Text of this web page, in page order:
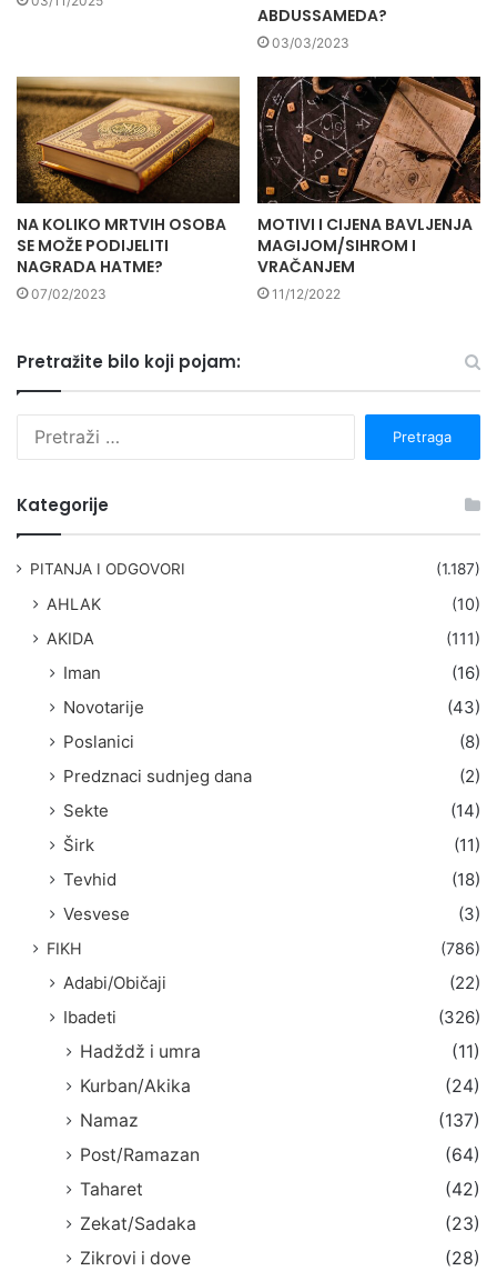
ABDUSSAMEDA?
03/03/2023
NA KOLIKO MRTVIH OSOBA
SE MOŽE PODIJELITI
NAGRADA HATME?
07/02/2023
MOTIVI I CIJENA BAVLJENJA
MAGIJOM/SIHROM I
VRAČANJEM
11/12/2022
Pretražite bilo koji pojam:
Kategorije
PITANJA I ODGOVORI (1.187)
AHLAK
(10)
AKIDA
(111)
Iman
(16)
Novotarije
(43)
Poslanici
(8)
Predznaci sudnjeg dana
(2)
Sekte
(14)
Širk
(11)
Tevhid
(18)
Vesvese
(3)
FIKH (786)
Adabi/Običaji
(22)
Ibadeti
(326)
Hadždž i umra
(11)
Kurban/Akika
(24)
Namaz
(137)
Post/Ramazan
(64)
Taharet
(42)
Zekat/Sadaka
(23)
Zikrovi i dove
(28)